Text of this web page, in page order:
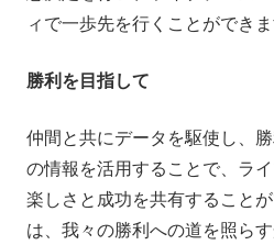
ィで一歩先を行くことができま
勝利を目指して
仲間と共にデータを駆使し、
の情報を活用することで、ラ
楽しさと成功を共有すること
は、我々の勝利への道を照らす